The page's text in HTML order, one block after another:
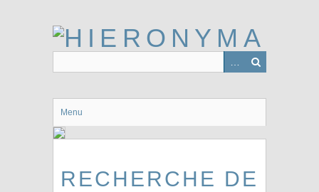
Menu
RECHERCHE DE